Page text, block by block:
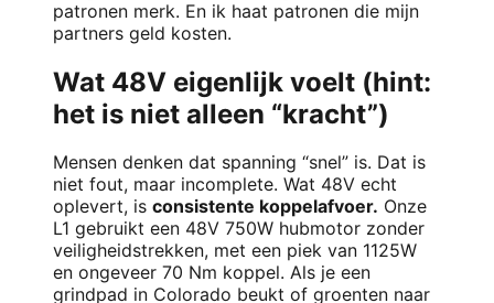
patronen merk. En ik haat patronen die mijn
partners geld kosten.
Wat 48V eigenlijk voelt (hint:
het is niet alleen “kracht”)
Mensen denken dat spanning “snel” is. Dat is
niet fout, maar incomplete. Wat 48V echt
oplevert, is consistente koppelafvoer. Onze
L1 gebruikt een 48V 750W hubmotor zonder
veiligheidstrekken, met een piek van 1125W
en ongeveer 70 Nm koppel. Als je een
grindpad in Colorado beukt of groenten naar